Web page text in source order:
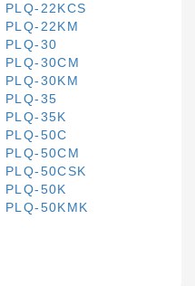
PLQ-22KCS
PLQ-22KM
PLQ-30
PLQ-30CM
PLQ-30KM
PLQ-35
PLQ-35K
PLQ-50C
PLQ-50CM
PLQ-50CSK
PLQ-50K
PLQ-50KMK